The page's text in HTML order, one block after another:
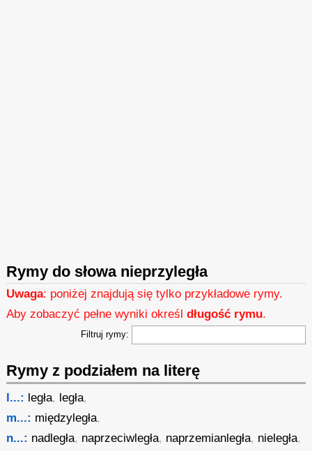
Rymy do słowa nieprzyległa
Uwaga: poniżej znajdują się tylko przykładowe rymy.
Aby zobaczyć pełne wyniki określdługość rymu.
Filtruj rymy:
Rymy z podziałem na literę
l...: legła, legła,
m...: międzyległa,
n...: nadległa, naprzeciwległa, naprzemianległa, nieległa,